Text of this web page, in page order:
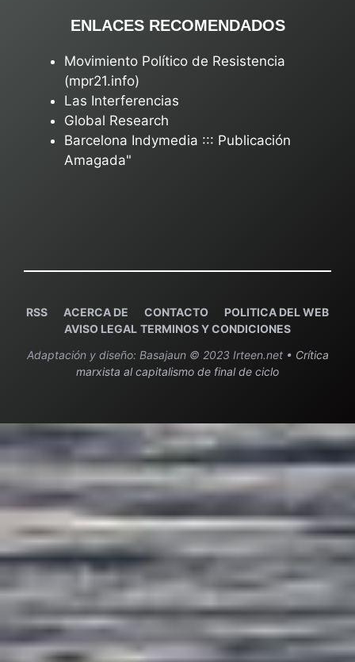
ENLACES RECOMENDADOS
Movimiento Político de Resistencia
(mpr21.info)
Las Interferencias
Global Research
Barcelona Indymedia ::: Publicación
Amagada"
RSS ACERCA DE CONTACTO
POLITICA DEL WEB
AVISO LEGAL TERMINOS Y CONDICIONES
Adaptación y diseño: Basajaun © 2023 Irteen.net • Crítica
marxista al capitalismo de final de ciclo